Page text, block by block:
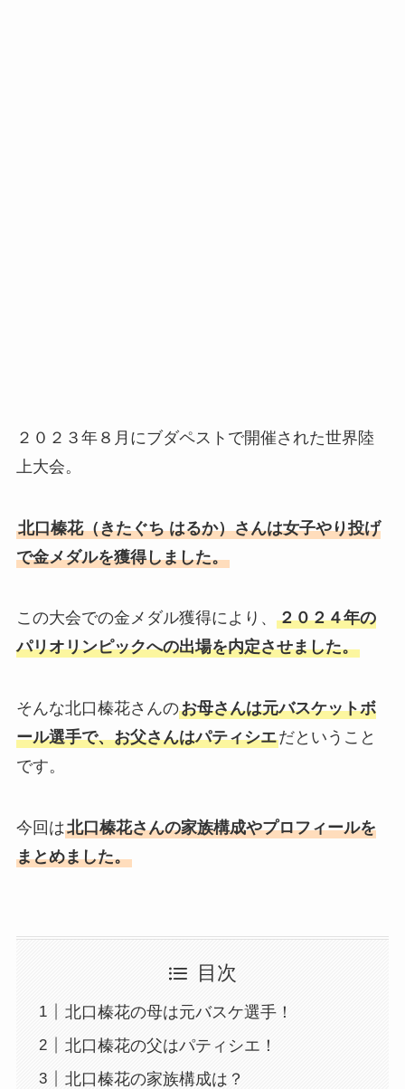
２０２３年８月にブダペストで開催された世界陸
上大会。
北口榛花（きたぐち はるか）さんは女子やり投げ
で金メダルを獲得しました。
この大会での金メダル獲得により、 ２０２４年の
パリオリンピックへの出場を内定させました。
そんな北口榛花さんのお母さんは元バスケットボ
ール選手で、お父さんはパティシエだということ
です。
今回は北口榛花さんの家族構成やプロフィールを
まとめました。
目次
北口榛花の母は元バスケ選手！
北口榛花の父はパティシエ！
北口榛花の家族構成は？